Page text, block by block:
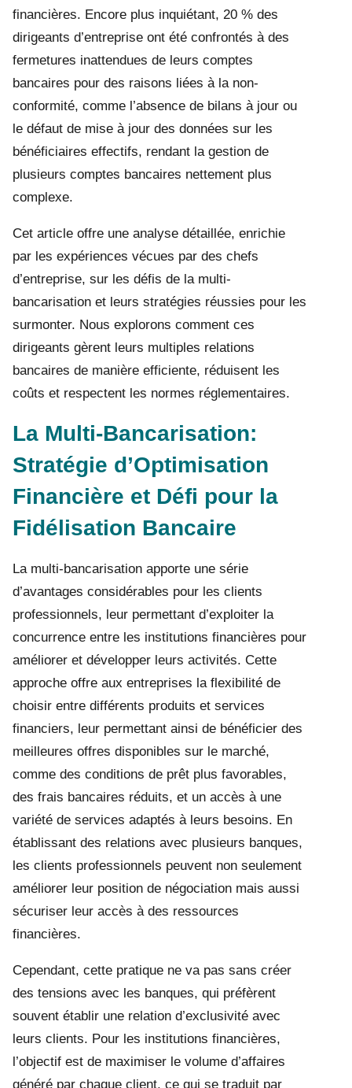
financières. Encore plus inquiétant, 20 % des
dirigeants d’entreprise ont été confrontés à des
fermetures inattendues de leurs comptes
bancaires pour des raisons liées à la non-
conformité, comme l’absence de bilans à jour ou
le défaut de mise à jour des données sur les
bénéficiaires effectifs, rendant la gestion de
plusieurs comptes bancaires nettement plus
complexe.
Cet article offre une analyse détaillée, enrichie
par les expériences vécues par des chefs
d’entreprise, sur les défis de la multi-
bancarisation et leurs stratégies réussies pour les
surmonter. Nous explorons comment ces
dirigeants gèrent leurs multiples relations
bancaires de manière efficiente, réduisent les
coûts et respectent les normes réglementaires.
La Multi-Bancarisation:
Stratégie d’Optimisation
Financière et Défi pour la
Fidélisation Bancaire
La multi-bancarisation apporte une série
d’avantages considérables pour les clients
professionnels, leur permettant d’exploiter la
concurrence entre les institutions financières pour
améliorer et développer leurs activités. Cette
approche offre aux entreprises la flexibilité de
choisir entre différents produits et services
financiers, leur permettant ainsi de bénéficier des
meilleures offres disponibles sur le marché,
comme des conditions de prêt plus favorables,
des frais bancaires réduits, et un accès à une
variété de services adaptés à leurs besoins. En
établissant des relations avec plusieurs banques,
les clients professionnels peuvent non seulement
améliorer leur position de négociation mais aussi
sécuriser leur accès à des ressources
financières.
Cependant, cette pratique ne va pas sans créer
des tensions avec les banques, qui préfèrent
souvent établir une relation d’exclusivité avec
leurs clients. Pour les institutions financières,
l’objectif est de maximiser le volume d’affaires
généré par chaque client, ce qui se traduit par